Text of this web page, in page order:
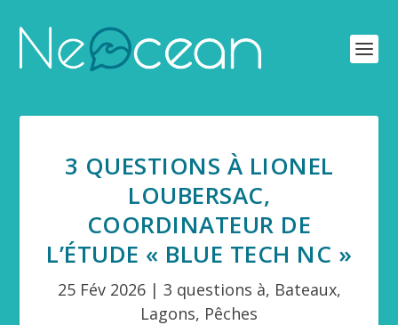
3 QUESTIONS À LIONEL
LOUBERSAC,
COORDINATEUR DE
L’ÉTUDE « BLUE TECH NC »
25 Fév 2026| 3 questions à, Bateaux,
Lagons, Pêches